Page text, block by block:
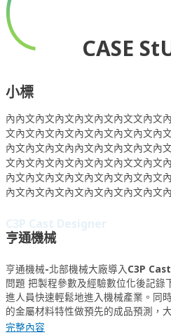
CASE
小標
內內文內文內文內文內文內文文內文
文內文內文內文內文內文內文內文內
內文內文內文內內文內文內文內文內
文內文內文內文內文內文內文文內文
內文內文內文內文內文內文內文內文
內文內文內文內文內文內文內文內文
C3P Cast Designer
亨通機械
亨通機械-北部機械大廠導入C3P
問題 把製程參數及經驗數位化後記錄
進人員快速輕鬆地進入機械產業。
的金屬材料特性做預先的成品預測，
材料成本。
完整內容